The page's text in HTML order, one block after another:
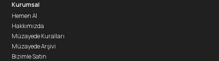
Kurumsal
Hemen Al
Hakkımızda
Müzayede Kuralları
Müzayede Arşivi
Bizimle Satın